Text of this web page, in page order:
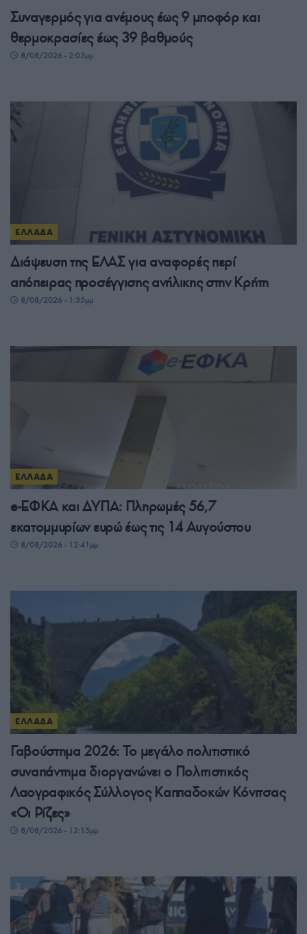
Συναγερμός για ανέμους έως 9 μποφόρ και
θερμοκρασίες έως 39 βαθμούς
8/08/2026 - 2:03μμ
ΕΛΛΑΔΑ
Διάψευση της ΕΛΑΣ για αναφορές περί
απόπειρας προσέγγισης ανήλικης στην Κρήτη
8/08/2026 - 1:35μμ
ΕΛΛΑΔΑ
e-ΕΦΚΑ και ΔΥΠΑ: Πληρωμές 56,7
εκατομμυρίων ευρώ έως τις 14 Αυγούστου
8/08/2026 - 12:41μμ
ΕΛΛΑΔΑ
Γαβούστημα 2026: Το μεγάλο πολιτιστικό
συναπάντημα διοργανώνει ο Πολιτιστικός
Λαογραφικός Σύλλογος Καππαδοκών Κόνιτσας
«Οι Ρίζες»
8/08/2026 - 12:15μμ